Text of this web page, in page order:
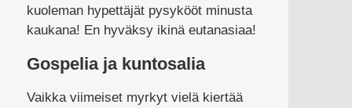
kuoleman hypettäjät pysykööt minusta
kaukana! En hyväksy ikinä eutanasiaa!
Gospelia ja kuntosalia
Vaikka viimeiset myrkyt vielä kiertää